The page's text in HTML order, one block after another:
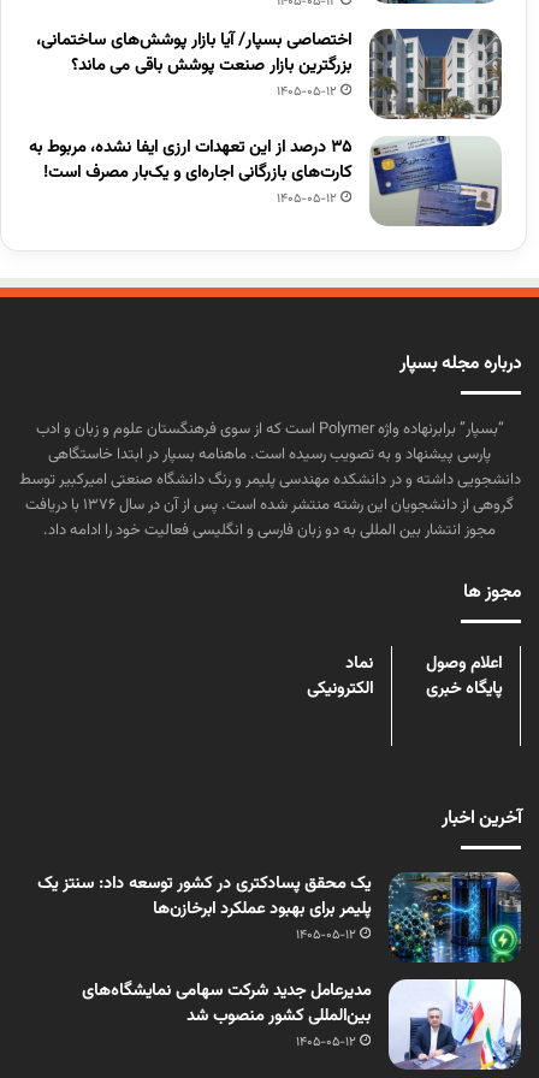
اختصاصی بسپار/ آیا بازار پوشش‌های ساختمانی،
بزرگترین بازار صنعت پوشش باقی می ماند؟
1405-05-12
۳۵ درصد از این تعهدات ارزی ایفا نشده، مربوط به
کارت‌های بازرگانی اجاره‌ای و یک‌بار مصرف است!
1405-05-12
درباره مجله بسپار
“بسپار” برابرنهاده واژه Polymer است که از سوی فرهنگستان علوم و زبان و ادب
پارسی پیشنهاد و به تصویب رسیده است. ماهنامه بسپار در ابتدا خاستگاهی
دانشجویی داشته و در دانشکده مهندسی پلیمر و رنگ دانشگاه صنعتی امیرکبیر توسط
گروهی از دانشجویان این رشته منتشر شده است. پس از آن در سال ۱۳۷۶ با دریافت
مجوز انتشار بین المللی به دو زبان فارسی و انگلیسی فعالیت خود را ادامه داد.
مجوز ها
اعلام وصول
پایگاه خبری
نماد
الکترونیکی
آخرین اخبار
یک محقق پسادکتری در کشور توسعه داد: سنتز یک
پلیمر برای بهبود عملکرد ابرخازن‌ها
1405-05-12
مدیرعامل جدید شرکت سهامی نمایشگاه‌های
بین‌المللی کشور منصوب شد
1405-05-12